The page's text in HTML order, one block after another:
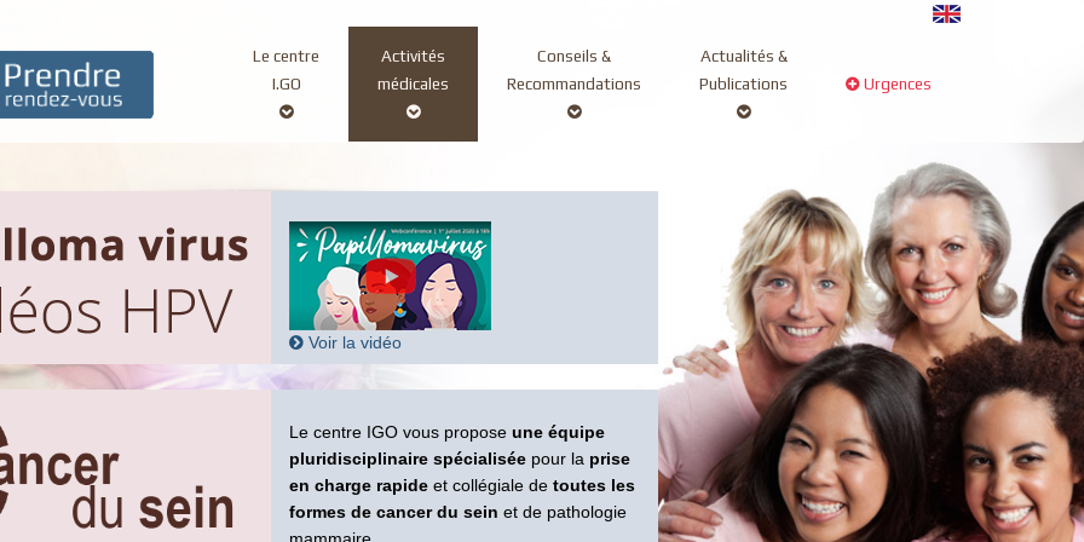
Main
navigation
Le centre
I.GO
Activités
médicales
Conseils &
Recommandations
Actualités &
Publications
Urgences
Voir la vidéo
Le centre IGO vous propose une équipe
pluridisciplinaire spécialisée pour la prise
en charge rapide et collégiale de toutes les
formes de cancer du sein et de pathologie